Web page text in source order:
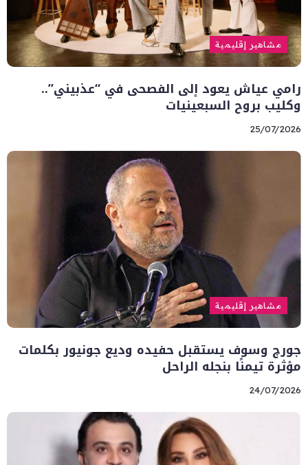
مشاهير إقليمية
رامي عياش يعود إلى الفصحى في “عذبيني”..
وكليب بروح السبعينيات
25/07/2026
مشاهير إقليمية
جورج وسوف يستقبل حفيده وديع جونيور بكلمات
مؤثرة تيمنًا بنجله الراحل
24/07/2026